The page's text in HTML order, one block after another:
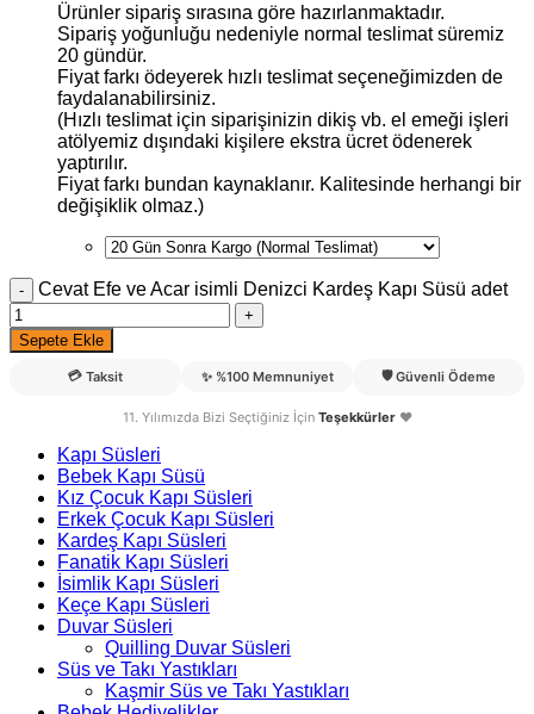
Ürünler sipariş sırasına göre hazırlanmaktadır.
Sipariş yoğunluğu nedeniyle normal teslimat süremiz
20 gündür.
Fiyat farkı ödeyerek hızlı teslimat seçeneğimizden de
faydalanabilirsiniz.
(Hızlı teslimat için siparişinizin dikiş vb. el emeği işleri
atölyemiz dışındaki kişilere ekstra ücret ödenerek
yaptırılır.
Fiyat farkı bundan kaynaklanır. Kalitesinde herhangi bir
değişiklik olmaz.)
Cevat Efe ve Acar isimli Denizci Kardeş Kapı Süsü adet
Sepete Ekle
💳 Taksit ✨ %100 Memnuniyet 🛡️ Güvenli Ödeme
11. Yılımızda Bizi Seçtiğiniz İçin Teşekkürler❤️
Kapı Süsleri
Bebek Kapı Süsü
Kız Çocuk Kapı Süsleri
Erkek Çocuk Kapı Süsleri
Kardeş Kapı Süsleri
Fanatik Kapı Süsleri
İsimlik Kapı Süsleri
Keçe Kapı Süsleri
Duvar Süsleri
Quilling Duvar Süsleri
Süs ve Takı Yastıkları
Kaşmir Süs ve Takı Yastıkları